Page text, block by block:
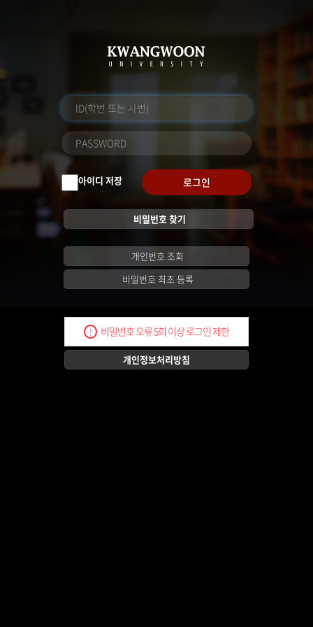
아이디 저장 로그인
비밀번호 찾기
개인번호 조회
비밀번호 최초 등록
! 비밀번호 오류 5회 이상 로그인 제한
개인정보처리방침